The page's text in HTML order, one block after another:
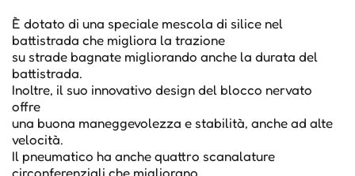
È dotato di una speciale mescola di silice nel
battistrada che migliora la trazione
su strade bagnate migliorando anche la durata del
battistrada.
Inoltre, il suo innovativo design del blocco nervato
offre
una buona maneggevolezza e stabilità, anche ad alte
velocità.
Il pneumatico ha anche quattro scanalature